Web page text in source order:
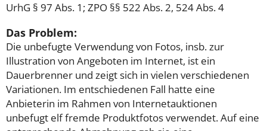
UrhG § 97 Abs. 1; ZPO §§ 522 Abs. 2, 524 Abs. 4
Das Problem:
Die unbefugte Verwendung von Fotos, insb. zur
Illustration von Angeboten im Internet, ist ein
Dauerbrenner und zeigt sich in vielen verschiedenen
Variationen. Im entschiedenen Fall hatte eine
Anbieterin im Rahmen von Internetauktionen
unbefugt elf fremde Produktfotos verwendet. Auf eine